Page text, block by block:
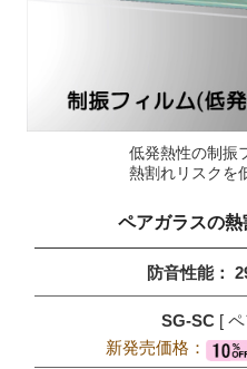
低発熱性の制振
熱割れリスクを
ペアガラスの熱
防音性能：
SG-SC [
新発売価格：